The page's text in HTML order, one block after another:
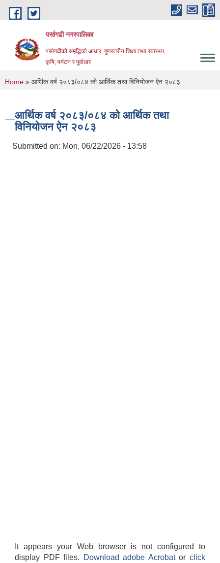
Skip to main content
पर्सागढी नगरपालिका
पर्सागढीको समृद्धिको आधार, गुणस्तरीय शिक्षा तथा स्वास्थ्य,
कृषि, पर्यटन र पूर्वाधार
You are here
Home » आर्थिक वर्ष २०८३/०८४ को आर्थिक तथा विनियोजन ऐन २०८३
आर्थिक वर्ष २०८३/०८४ को आर्थिक तथा
विनियोजन ऐन २०८३
Submitted on: Mon, 06/22/2026 - 13:58
It appears your Web browser is not configured to
display PDF files.
Download adobe Acrobatorclick